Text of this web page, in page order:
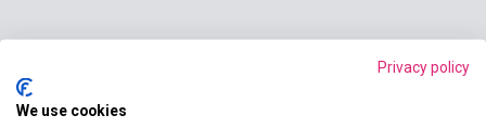
Kosárba
Privacy policy
We use cookies